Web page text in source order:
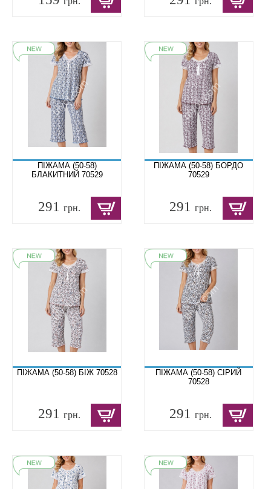
ПІЖАМА (50-58)
БЛАКИТНИЙ 70529
291 грн.
ПІЖАМА (50-58) БОРДО
70529
291грн.
ПІЖАМА (50-58) БІЖ 70528
291 грн.
ПІЖАМА (50-58) СІРИЙ
70528
291грн.